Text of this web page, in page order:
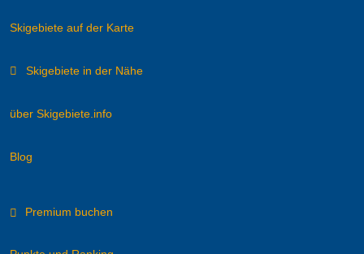
Skigebiete auf der Karte
Skigebiete in der Nähe
über Skigebiete.info
Blog
Premium buchen